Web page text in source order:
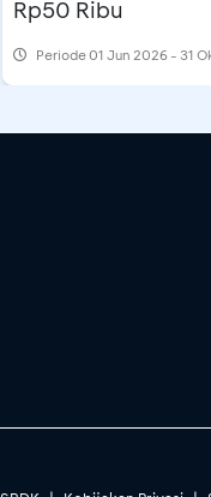
Rp50 Ribu
Periode01 Jun 2026 - 31